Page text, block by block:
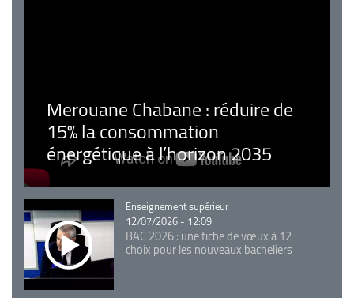
Merouane Chabane : réduire de
15% la consommation
énergétique à l’horizon 2035
Catégorie
Enseignement supérieur
12/07/2026 - 12:09
BAC 2026 : une fiche de vœux à 12
choix pour les nouveaux bacheliers